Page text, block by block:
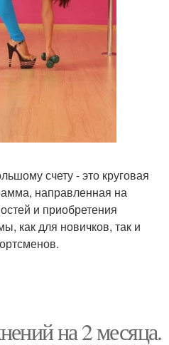
счету - это круговая
направленная на
и приобретения
как для новичков, так и
на 2 месяца.